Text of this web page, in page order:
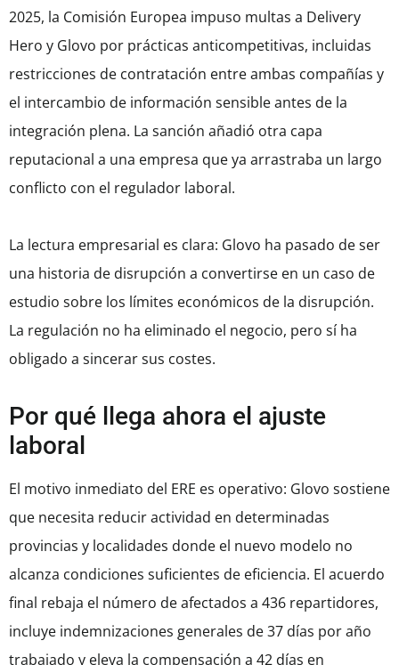
2025, la Comisión Europea impuso multas a Delivery
Hero y Glovo por prácticas anticompetitivas, incluidas
restricciones de contratación entre ambas compañías y
el intercambio de información sensible antes de la
integración plena. La sanción añadió otra capa
reputacional a una empresa que ya arrastraba un largo
conflicto con el regulador laboral.
La lectura empresarial es clara: Glovo ha pasado de ser
una historia de disrupción a convertirse en un caso de
estudio sobre los límites económicos de la disrupción.
La regulación no ha eliminado el negocio, pero sí ha
obligado a sincerar sus costes.
Por qué llega ahora el ajuste
laboral
El motivo inmediato del ERE es operativo: Glovo sostiene
que necesita reducir actividad en determinadas
provincias y localidades donde el nuevo modelo no
alcanza condiciones suficientes de eficiencia. El acuerdo
final rebaja el número de afectados a 436 repartidores,
incluye indemnizaciones generales de 37 días por año
trabajado y eleva la compensación a 42 días en